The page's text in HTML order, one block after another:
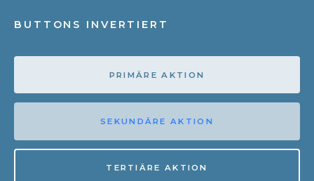
BUTTONS INVERTIERT
PRIMÄRE AKTION
SEKUNDÄRE AKTION
TERTIÄRE AKTION